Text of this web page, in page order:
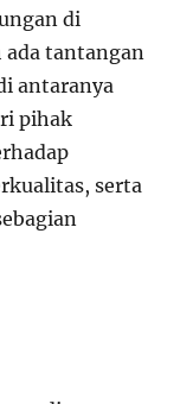
di
ada tantangan
antaranya
pihak
serta